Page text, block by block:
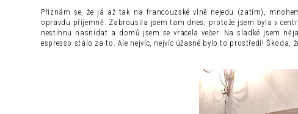
Přiznám se, že já až tak na francouzské vlně nejedu (zatím),
opravdu příjemně. Zabrousila jsem tam dnes, protože jsem byla v
nestihnu nasnídat a domů jsem se vracela večer. Na sladké jsem
espresso stálo za to. Ale nejvíc, nejvíc úžasné bylo to prostředí! Škoda,